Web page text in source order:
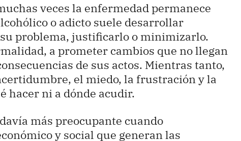
veces la enfermedad permanece
o adicto suele desarrollar
problema, justificarlo o minimizarlo.
a prometer cambios que no llegan
de sus actos. Mientras tanto,
el miedo, la frustración y la
hacer ni a dónde acudir.
más preocupante cuando
y social que generan las